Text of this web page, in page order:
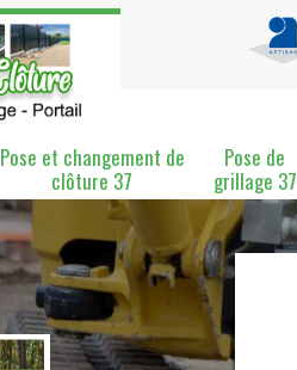
Pose et changement de
clôture 37
Pose de
grillage 37